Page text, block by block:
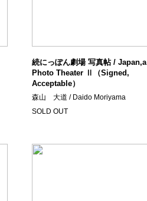
続にっぽん劇場 写真帖 / Japan,a
Photo Theater Ⅱ（Signed,
Acceptable）
森山 大道 / Daido Moriyama
SOLD OUT